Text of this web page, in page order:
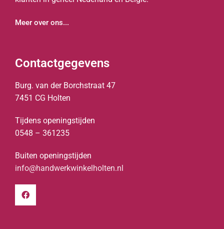
Meer over ons...
Contactgegevens
Burg. van der Borchstraat 47
7451 CG Holten
Tijdens openingstijden
0548 – 361235
Buiten openingstijden
info@handwerkwinkelholten.nl